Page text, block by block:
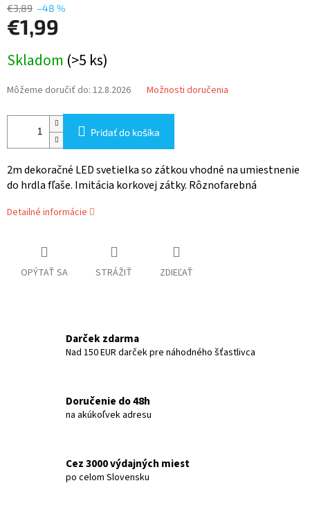
€3,89 –48 %
€1,99
cena:
Skladom (>5 ks)
Môžeme doručiť do: 12.8.2026 Možnosti doručenia
Pridať do košíka
2m dekoračné LED svetielka so zátkou vhodné na umiestnenie
do hrdla fľaše. Imitácia korkovej zátky. Rôznofarebná
Detailné informácie
OPÝTAŤ SA STRÁŽIŤ ZDIEĽAŤ
Darček zdarma
Nad 150 EUR darček pre náhodného šťastlivca
Doručenie do 48h
na akúkoľvek adresu
Cez 3000 výdajných miest
po celom Slovensku